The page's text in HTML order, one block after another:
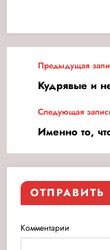
Предыдущая
Кудрявые и
Следующая
Именно то,
Комментарии